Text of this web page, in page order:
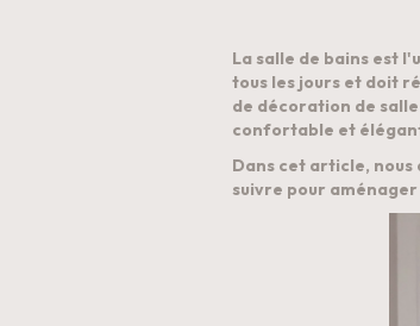
La salle de bains est
tous les jours et doit
de décoration de
confortable et
Dans cet article, nous
suivre pour